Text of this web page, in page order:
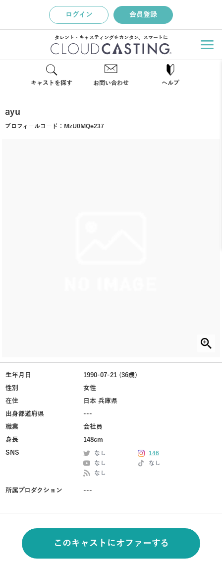
ログイン 会員登録
タレント・キャスティングをカンタン、スマートに
キャストを探す お問い合わせ ヘルプ
ayu
プロフィールコード： MzU0MQe237
生年月日
1990-07-21 (36歳)
性別
女性
在住
日本 兵庫県
出身都道府県
---
職業
会社員
身長
148cm
SNS
なし
146
なし
なし
なし
所属プロダクション ---
このキャストにオファーする